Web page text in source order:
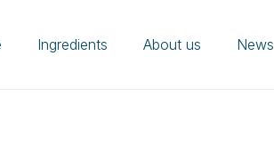
Ingredients About us News